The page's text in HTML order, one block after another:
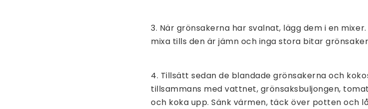
3. När grönsakerna har svalnat, lägg dem i en
mixa tills den är jämn och inga stora bitar
4. Tillsätt sedan de blandade grönsakerna och
tillsammans med vattnet, grönsaksbuljongen,
och koka upp. Sänk värmen, täck över potten och